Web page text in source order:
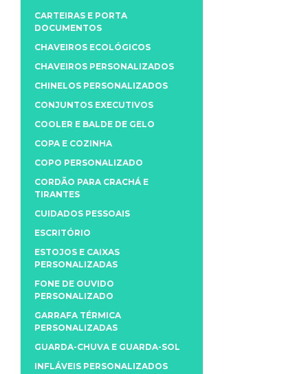
CARTEIRAS E PORTA
DOCUMENTOS
CHAVEIROS ECOLÓGICOS
CHAVEIROS PERSONALIZADOS
CHINELOS PERSONALIZADOS
CONJUNTOS EXECUTIVOS
COOLER E BALDE DE GELO
COPA E COZINHA
COPO PERSONALIZADO
CORDÃO PARA CRACHÁ E
TIRANTES
CUIDADOS PESSOAIS
ESCRITÓRIO
ESTOJOS E CAIXAS
PERSONALIZADAS
FONE DE OUVIDO
PERSONALIZADO
GARRAFA TÉRMICA
PERSONALIZADAS
GUARDA-CHUVA E GUARDA-SOL
INFLÁVEIS PERSONALIZADOS